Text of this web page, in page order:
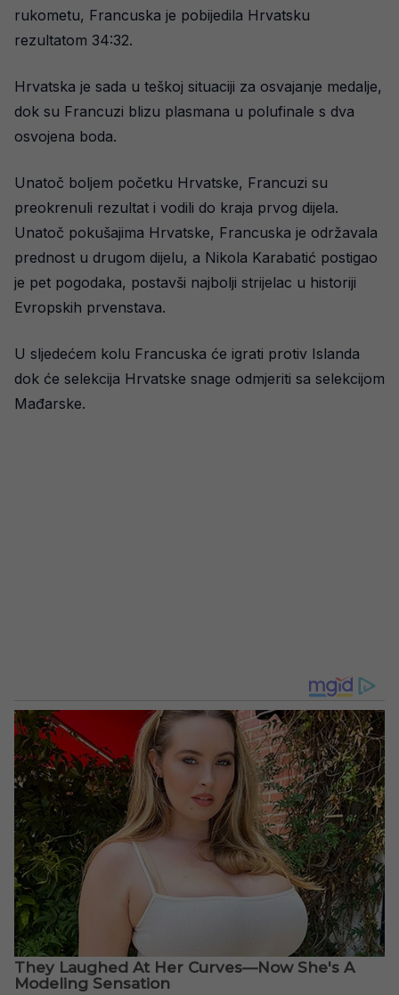
rukometu, Francuska je pobijedila Hrvatsku
rezultatom 34:32.
Hrvatska je sada u teškoj situaciji za osvajanje medalje,
dok su Francuzi blizu plasmana u polufinale s dva
osvojena boda.
Unatoč boljem početku Hrvatske, Francuzi su
preokrenuli rezultat i vodili do kraja prvog dijela.
Unatoč pokušajima Hrvatske, Francuska je održavala
prednost u drugom dijelu, a Nikola Karabatić postigao
je pet pogodaka, postavši najbolji strijelac u historiji
Evropskih prvenstava.
U sljedećem kolu Francuska će igrati protiv Islanda
dok će selekcija Hrvatske snage odmjeriti sa selekcijom
Mađarske.